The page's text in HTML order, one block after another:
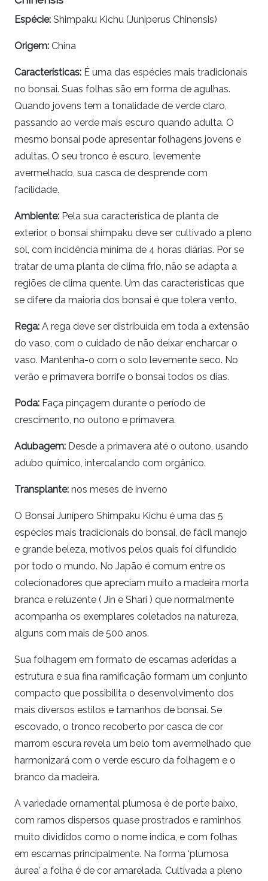
Espécie: Shimpaku Kichu (Juniperus Chinensis)
Origem: China
Características: É uma das espécies mais tradicionais
no bonsai. Suas folhas são em forma de agulhas.
Quando jovens tem a tonalidade de verde claro,
passando ao verde mais escuro quando adulta. O
mesmo bonsai pode apresentar folhagens jovens e
adultas. O seu tronco é escuro, levemente
avermelhado, sua casca de desprende com
facilidade.
Ambiente: Pela sua característica de planta de
exterior, o bonsai shimpaku deve ser cultivado a pleno
sol, com incidência mínima de 4 horas diárias. Por se
tratar de uma planta de clima frio, não se adapta a
regiões de clima quente. Um das características que
se difere da maioria dos bonsai é que tolera vento.
Rega: A rega deve ser distribuída em toda a extensão
do vaso, com o cuidado de não deixar encharcar o
vaso. Mantenha-o com o solo levemente seco. No
verão e primavera borrife o bonsai todos os dias.
Poda: Faça pinçagem durante o período de
crescimento, no outono e primavera.
Adubagem: Desde a primavera até o outono, usando
adubo químico, intercalando com orgânico.
Transplante: nos meses de inverno
O Bonsai Junípero Shimpaku Kichu é uma das 5
espécies mais tradicionais do bonsai, de fácil manejo
e grande beleza, motivos pelos quais foi difundido
por todo o mundo. No Japão é comum entre os
colecionadores que apreciam muito a madeira morta
branca e reluzente ( Jin e Shari ) que normalmente
acompanha os exemplares coletados na natureza,
alguns com mais de 500 anos.
Sua folhagem em formato de escamas aderidas a
estrutura e sua fina ramificação formam um conjunto
compacto que possibilita o desenvolvimento dos
mais diversos estilos e tamanhos de bonsai. Se
escovado, o tronco recoberto por casca de cor
marrom escura revela um belo tom avermelhado que
harmonizará com o verde escuro da folhagem e o
branco da madeira.
A variedade ornamental plumosa é de porte baixo,
com ramos dispersos quase prostrados e raminhos
muito divididos como o nome indica, e com folhas
em escamas principalmente. Na forma ‘plumosa
áurea’ a folha é de cor amarelada. Cultivada a pleno